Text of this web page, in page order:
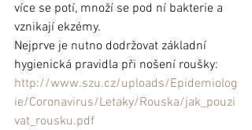
více se potí, množí se pod ní bakterie a
vznikají ekzémy.
Nejprve je nutno dodržovat základní
hygienická pravidla při nošení roušky:
http://www.szu.cz/uploads/Epidemiolog
ie/Coronavirus/Letaky/Rouska/jak_pouzi
vat_rousku.pdf